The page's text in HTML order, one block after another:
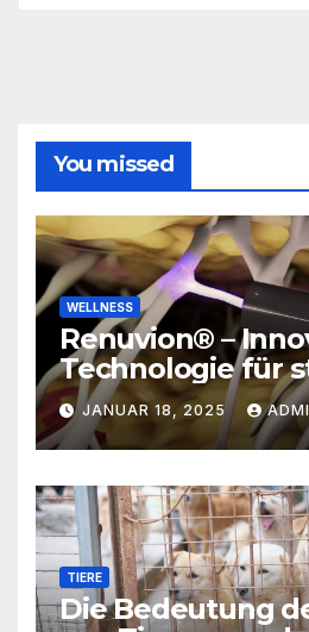
You missed
WELLNESS
Renuvion® –
Technologie für
JANUAR 18, 2025
TIERE
Die Bedeutung